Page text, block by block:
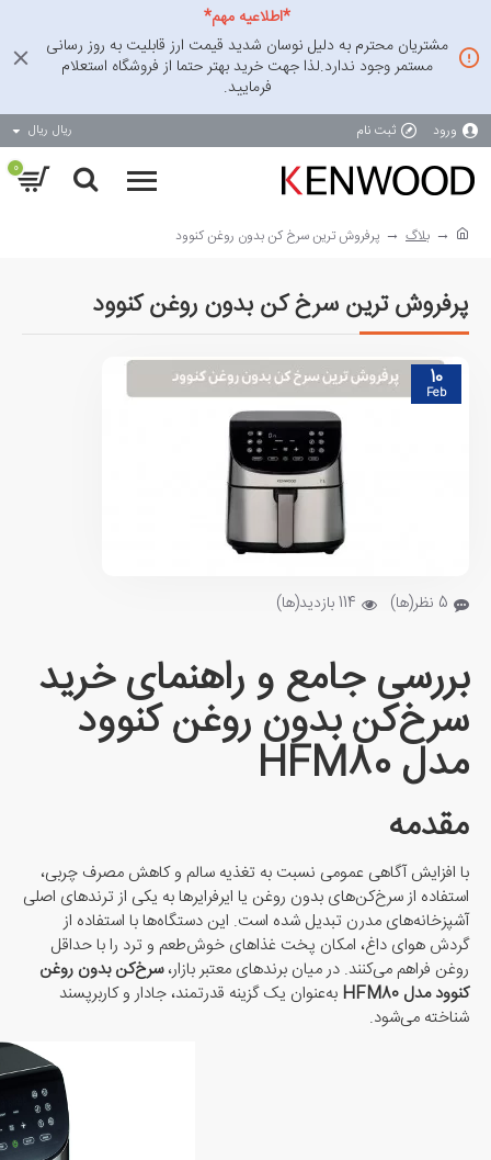
*اطلاعیه مهم*
مشتریان محترم به دلیل نوسان شدید قیمت ارز قابلیت به روز رسانی
مستمر وجود ندارد.لذا جهت خرید بهتر حتما از فروشگاه استعلام
فرمایید.
ورود ثبت نام ریال ریال
0
بلاگ پرفروش ترین سرخ کن بدون روغن کنوود
پرفروش ترین سرخ کن بدون روغن کنوود
10
Feb
5 نظر(ها) 114 بازدید(ها)
بررسی جامع و راهنمای خرید
سرخ‌کن بدون روغن کنوود
مدل HFM80
مقدمه
با افزایش آگاهی عمومی نسبت به تغذیه سالم و کاهش مصرف چربی،
استفاده از سرخ‌کن‌های بدون روغن یا ایرفرایرها به یکی از ترندهای اصلی
آشپزخانه‌های مدرن تبدیل شده است. این دستگاه‌ها با استفاده از
گردش هوای داغ، امکان پخت غذاهای خوش‌طعم و ترد را با حداقل
روغن فراهم می‌کنند. در میان برندهای معتبر بازار،سرخ‌کن بدون روغن
کنوود مدل HFM80
به‌عنوان یک گزینه قدرتمند، جادار و کاربرپسند
شناخته می‌شود.